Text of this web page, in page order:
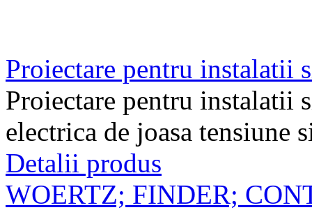
Proiectare pentru instalatii
Proiectare pentru instalatii
electrica de joasa tensiune
Detalii produs
WOERTZ; FINDER;